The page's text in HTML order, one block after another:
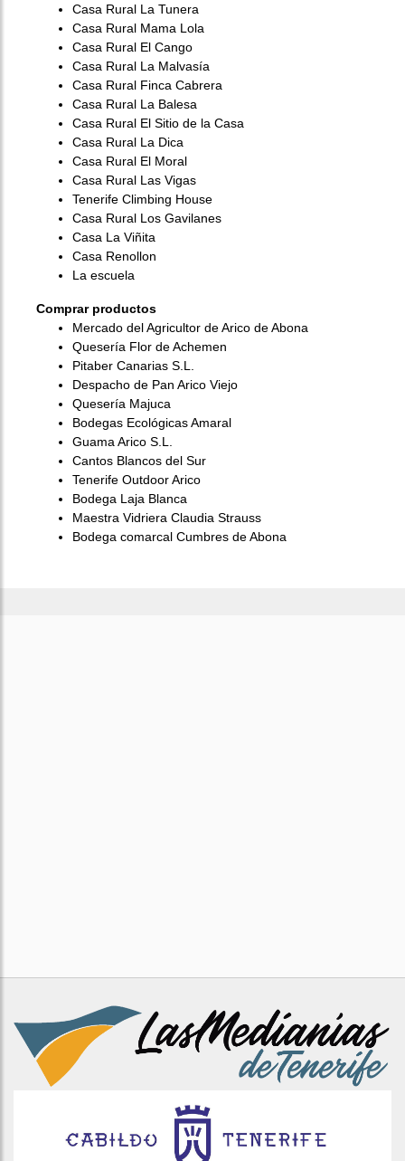
Casa Rural La Tunera
Casa Rural Mama Lola
Casa Rural El Cango
Casa Rural La Malvasía
Casa Rural Finca Cabrera
Casa Rural La Balesa
Casa Rural El Sitio de la Casa
Casa Rural La Dica
Casa Rural El Moral
Casa Rural Las Vigas
Tenerife Climbing House
Casa Rural Los Gavilanes
Casa La Viñita
Casa Renollon
La escuela
Comprar productos
Mercado del Agricultor de Arico de Abona
Quesería Flor de Achemen
Pitaber Canarias S.L.
Despacho de Pan Arico Viejo
Quesería Majuca
Bodegas Ecológicas Amaral
Guama Arico S.L.
Cantos Blancos del Sur
Tenerife Outdoor Arico
Bodega Laja Blanca
Maestra Vidriera Claudia Strauss
Bodega comarcal Cumbres de Abona